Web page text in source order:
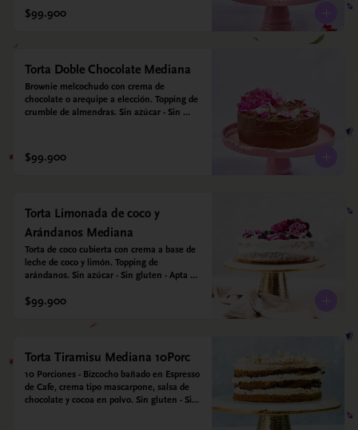
$99.900
Torta Doble Chocolate Mediana
Brownie melcochudo con crema de
chocolate o arequipe a elección. Topping de
crumble de almendras. Sin azúcar - Sin
$99.900
Torta Limonada de coco y
Arándanos Mediana
Torta de coco cubierta con crema a base de
leche de coco y limón. Topping de
arándanos. Sin azúcar - Sin gluten - Apta
$99.900
Torta Tiramisu Mediana 10Porc
10 Porciones - Bizcocho bañado en Espresso
de Cafe, crema tipo mascarpone, salsa de
chocolate y cocoa en polvo. Sin gluten - Sin